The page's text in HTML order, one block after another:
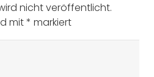
nicht veröffentlicht.
mit* markiert